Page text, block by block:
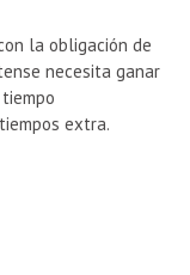
la obligación de
necesita ganar
extra.